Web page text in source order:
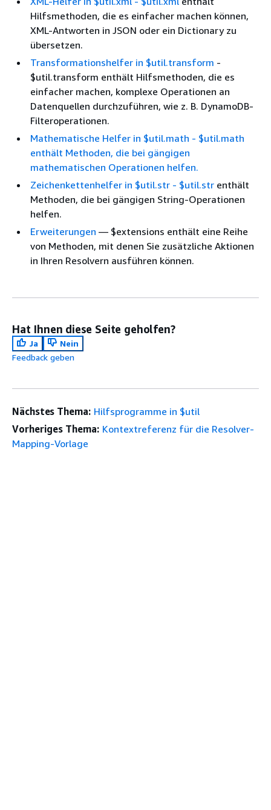
Hilfsmethoden, die es einfacher machen können,
XML-Antworten in JSON oder ein Dictionary zu
übersetzen.
Transformationshelfer in $util.transform -
$util.transform enthält Hilfsmethoden, die es
einfacher machen, komplexe Operationen an
Datenquellen durchzuführen, wie z. B. DynamoDB-
Filteroperationen.
Mathematische Helfer in $util.math - $util.math
enthält Methoden, die bei gängigen
mathematischen Operationen helfen.
Zeichenkettenhelfer in $util.str - $util.str enthält
Methoden, die bei gängigen String-Operationen
helfen.
Erweiterungen — $extensions enthält eine Reihe
von Methoden, mit denen Sie zusätzliche Aktionen
in Ihren Resolvern ausführen können.
Hat Ihnen diese Seite geholfen?
Ja
Nein
Feedback geben
Nächstes Thema: Hilfsprogramme in $util
Vorheriges Thema: Kontextreferenz für die Resolver-
Mapping-Vorlage